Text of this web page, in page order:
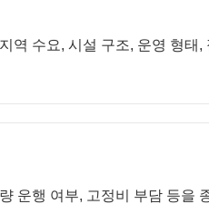
수요, 시설 구조, 운영 형태,
운행 여부, 고정비 부담 등을